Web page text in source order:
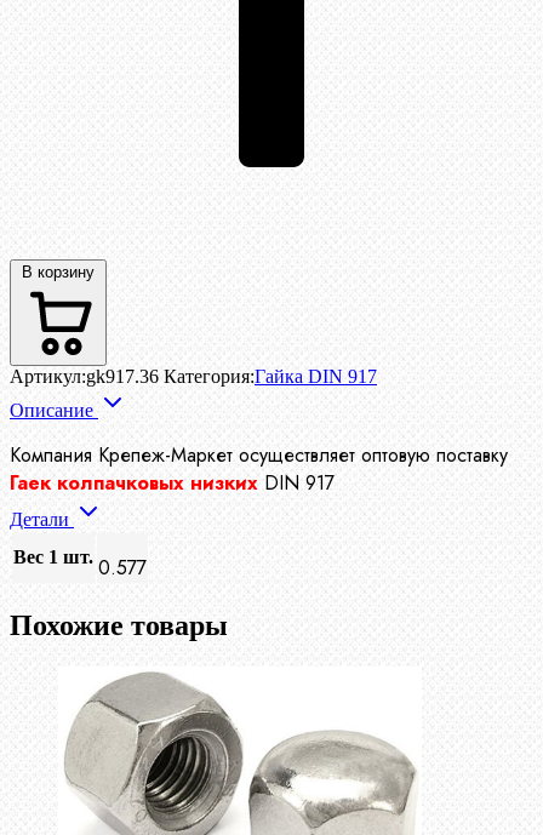
В корзину
Артикул:gk917.36 Категория:Гайка DIN 917
Описание
Компания Крепеж-Маркет осуществляет оптовую поставку
Гаек колпачковых низких DIN 917
Детали
Вес 1 шт. 0.577
Похожие товары